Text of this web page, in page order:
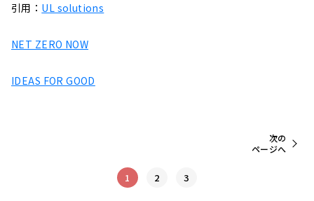
引用： UL solutions
NET ZERO NOW
IDEAS FOR GOOD
1 2 3
次の
ページへ